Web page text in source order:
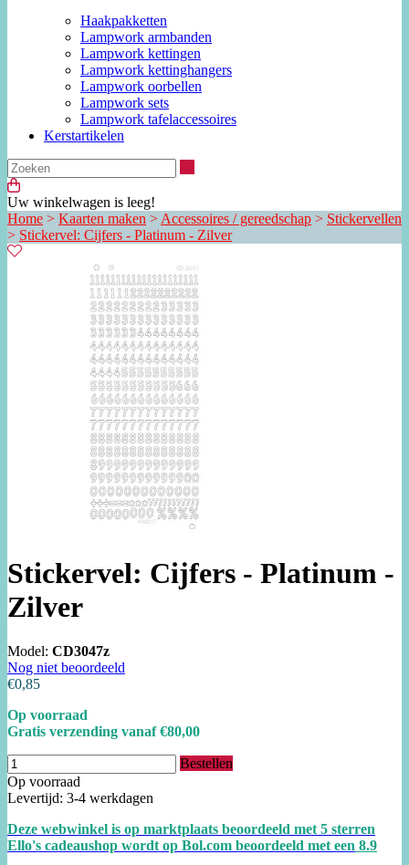
Haakpakketten
Lampwork armbanden
Lampwork kettingen
Lampwork kettinghangers
Lampwork oorbellen
Lampwork sets
Lampwork tafelaccessoires
Kerstartikelen
Uw winkelwagen is leeg!
Home > Kaarten maken > Accessoires / gereedschap > Stickervellen
> Stickervel: Cijfers - Platinum - Zilver
Stickervel: Cijfers - Platinum -
Zilver
Model: CD3047z
Nog niet beoordeeld
€0,85
Op voorraad
Gratis verzending vanaf €80,00
Bestellen
Op voorraad
Levertijd: 3-4 werkdagen
Deze webwinkel is op marktplaats beoordeeld met 5 sterren
Ello's cadeaushop wordt op Bol.com beoordeeld met een 8.9